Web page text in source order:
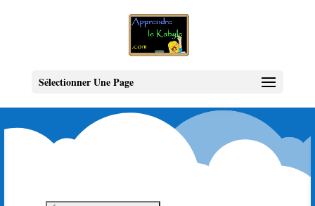
Sélectionner Une Page